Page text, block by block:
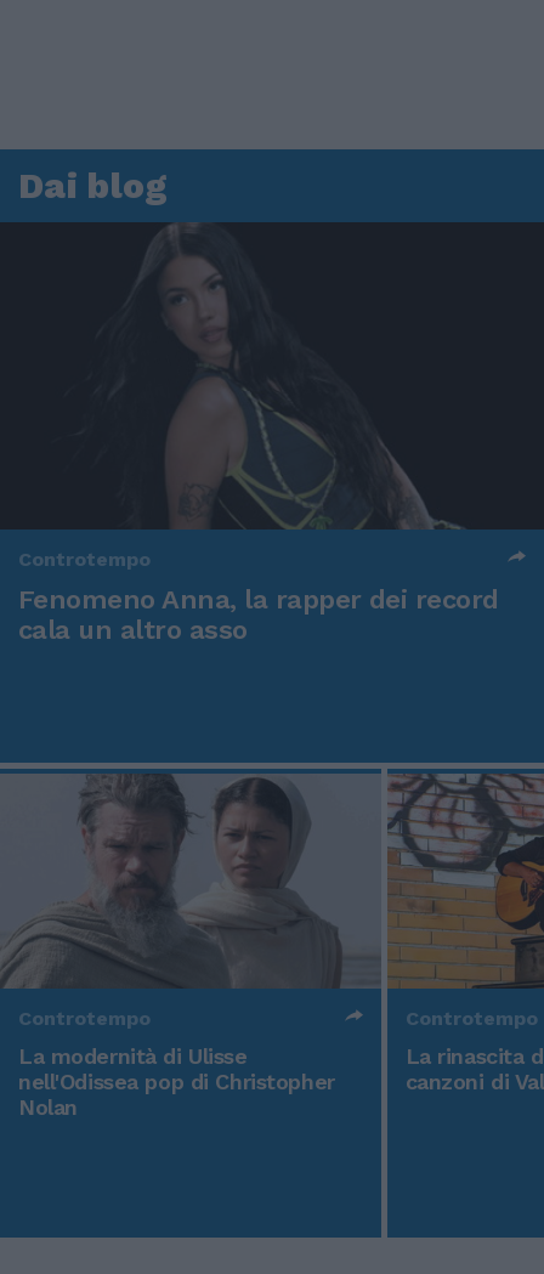
Dai blog
Controtempo
Fenomeno Anna, la rapper dei record
cala un altro asso
Controtempo
La modernità di Ulisse
nell'Odissea pop di Christopher
Nolan
Controtempo
La rinascita
canzoni di